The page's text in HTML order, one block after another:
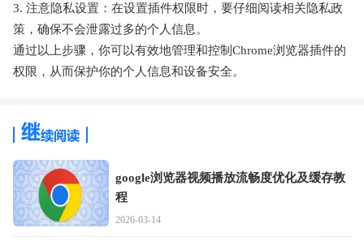
3. 注意隐私设置：在设置插件权限时，要仔细阅读相关隐私政
策，确保不会泄露过多的个人信息。
通过以上步骤，你可以有效地管理和控制Chrome浏览器插件的
权限，从而保护你的个人信息和设备安全。
google浏览器视频播放流畅度优化及缓存教
程
2026-03-14